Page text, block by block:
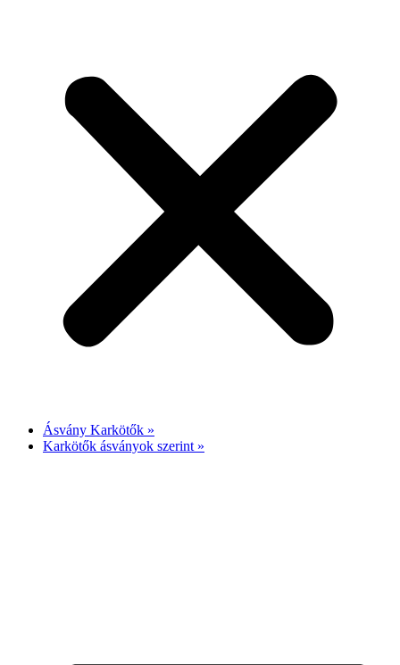
Ásvány Karkötők »
Karkötők ásványok szerint »